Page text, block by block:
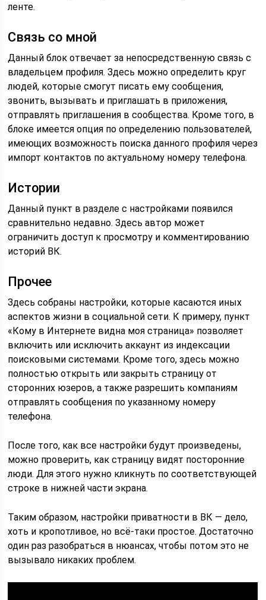
ленте.
Связь со мной
Данный блок отвечает за непосредственную связь с
владельцем профиля. Здесь можно определить круг
людей, которые смогут писать ему сообщения,
звонить, вызывать и приглашать в приложения,
отправлять приглашения в сообщества. Кроме того, в
блоке имеется опция по определению пользователей,
имеющих возможность поиска данного профиля через
импорт контактов по актуальному номеру телефона.
Истории
Данный пункт в разделе с настройками появился
сравнительно недавно. Здесь автор может
ограничить доступ к просмотру и комментированию
историй ВК.
Прочее
Здесь собраны настройки, которые касаются иных
аспектов жизни в социальной сети. К примеру, пункт
«Кому в Интернете видна моя страница» позволяет
включить или исключить аккаунт из индексации
поисковыми системами. Кроме того, здесь можно
полностью открыть или закрыть страницу от
сторонних юзеров, а также разрешить компаниям
отправлять сообщения по указанному номеру
телефона.
После того, как все настройки будут произведены,
можно проверить, как страницу видят посторонние
люди. Для этого нужно кликнуть по соответствующей
строке в нижней части экрана.
Таким образом, настройки приватности в ВК — дело,
хоть и кропотливое, но всё-таки простое. Достаточно
один раз разобраться в нюансах, чтобы потом это не
вызывало никаких проблем.